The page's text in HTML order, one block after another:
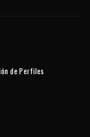
de Perfiles